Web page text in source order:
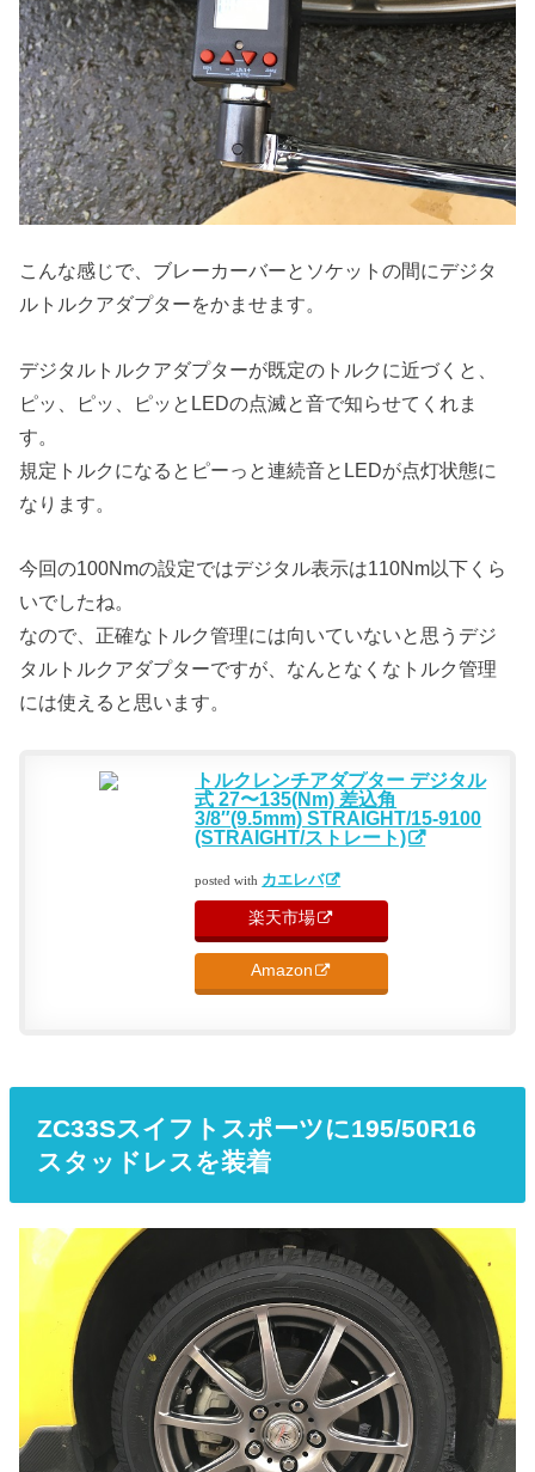
こんな感じで、ブレーカーバーとソケットの間にデジタ
ルトルクアダプターをかませます。
デジタルトルクアダプターが既定のトルクに近づくと、
ピッ、ピッ、ピッとLEDの点滅と音で知らせてくれま
す。
規定トルクになるとピーっと連続音とLEDが点灯状態に
なります。
今回の100Nmの設定ではデジタル表示は110Nm以下くら
いでしたね。
なので、正確なトルク管理には向いていないと思うデジ
タルトルクアダプターですが、なんとなくなトルク管理
には使えると思います。
トルクレンチアダプター デジタル
式 27〜135(Nm) 差込角
3/8″(9.5mm) STRAIGHT/15-9100
(STRAIGHT/ストレート)
posted with カエレバ
楽天市場
Amazon
ZC33Sスイフトスポーツに195/50R16
スタッドレスを装着